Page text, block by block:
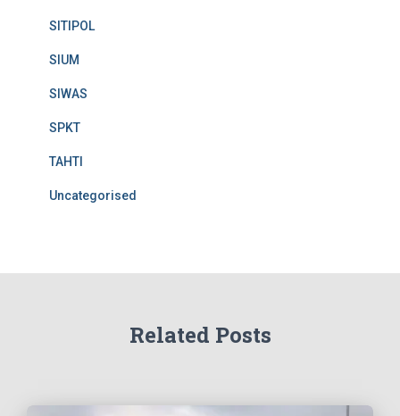
SITIPOL
SIUM
SIWAS
SPKT
TAHTI
Uncategorised
Related Posts